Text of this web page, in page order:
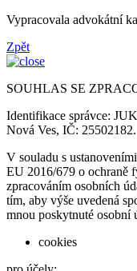
Vypracovala advokátní
Zpět
SOUHLAS SE
Identifikace správce:
Nová Ves, IČ: 25502182.
V souladu s
EU 2016/679 o ochraně
zpracováním osobních
tím, aby výše uvedená
mnou poskytnuté osobní
cookies